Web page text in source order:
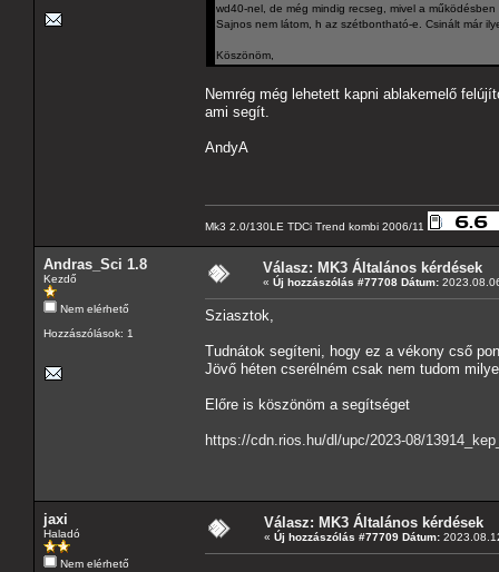
wd40-nel, de még mindig recseg, mivel a
Sajnos nem látom, h az szétbontható-e. Csinált már
Köszönöm,
Nemrég még lehetett kapni ablakemelő
ami segít.
AndyA
Mk3 2.0/130LE TDCi Trend kombi 2006/11
Andras_Sci 1.8
Kezdő
Nem elérhető
Hozzászólások: 1
Válasz: MK3 Általános kérdések
« Új hozzászólás #77708 Dátum:
Sziasztok,
Tudnátok segíteni, hogy ez a vékony cső
Jövő héten cserélném csak nem tudom
Előre is köszönöm a segítséget
https://cdn.rios.hu/dl/upc/2023-08/
jaxi
Haladó
Nem elérhető
Válasz: MK3 Általános kérdések
« Új hozzászólás #77709 Dátum: